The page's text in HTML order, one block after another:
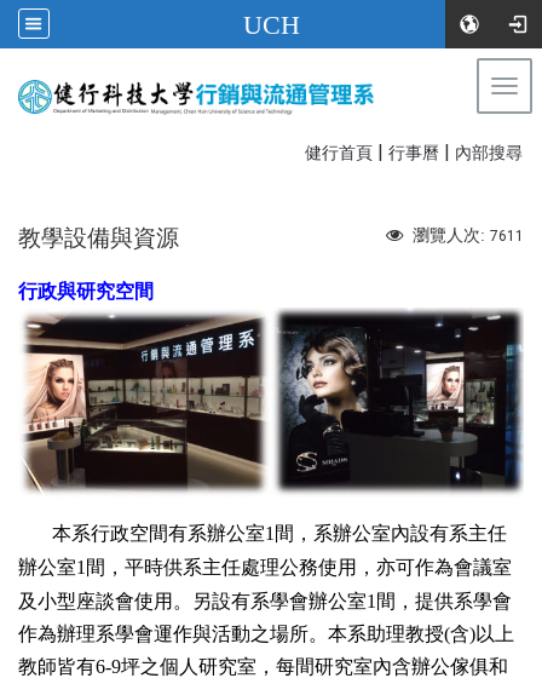
UCH
健行首頁 | 行事曆 | 內部搜尋
瀏覽人次: 7611
教學設備與資源
行政與研究空間
本系行政空間有系辦公室1 間，系辦公室內設有系主任
辦公室1 間，平時供系主任處理公務使用，亦可作為會議室
及小型座談會使用。另設有系學會辦公室1 間，提供系學會
作為辦理系學會運作與活動之場所。本系助理教授(含)以上
教師皆有6-9坪之個人研究室， 每間研究室內含辦公傢俱和